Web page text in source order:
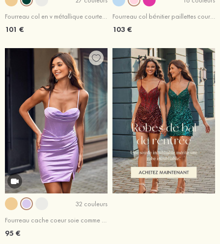
Fourreau col en v métallique courte/mini robe de fête de la rentrée
101 €
Fourreau col bénitier paillettes courte/mini robe de fête de la rentrée
103 €
32 couleurs
Fourreau cache coeur soie comme du satin courte/mini robe de fête de la rentrée
95 €